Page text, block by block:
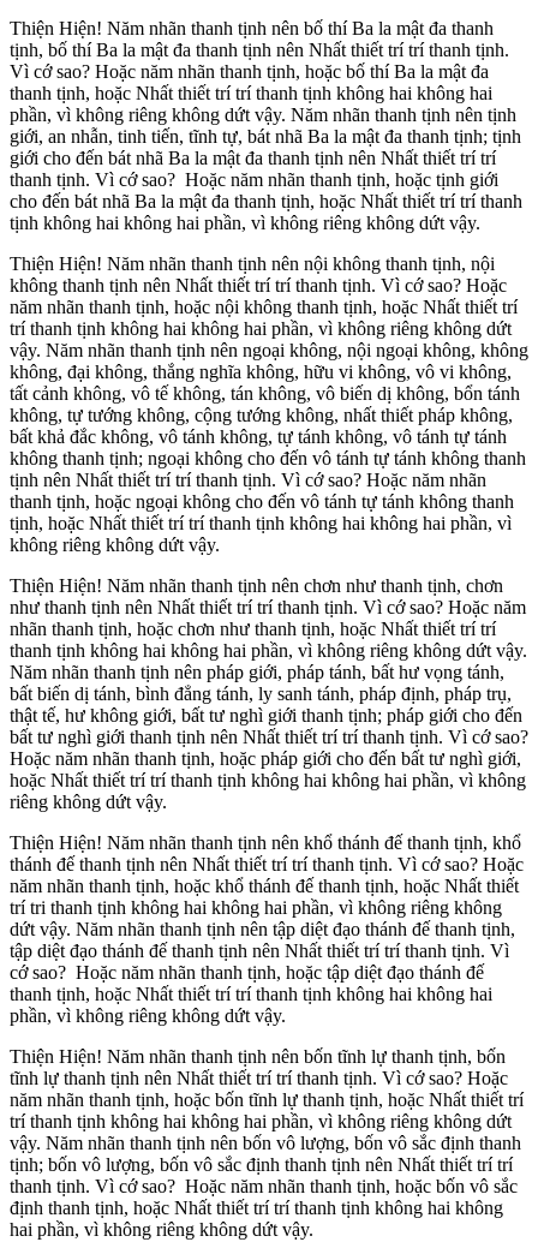
Thiện Hiện! Năm nhãn thanh tịnh nên bố thí Ba la mật đa thanh
tịnh, bố thí Ba la mật đa thanh tịnh nên Nhất thiết trí trí thanh tịnh.
Vì cớ sao? Hoặc năm nhãn thanh tịnh, hoặc bố thí Ba la mật đa
thanh tịnh, hoặc Nhất thiết trí trí thanh tịnh không hai không hai
phần, vì không riêng không dứt vậy. Năm nhãn thanh tịnh nên tịnh
giới, an nhẫn, tinh tiến, tĩnh tự, bát nhã Ba la mật đa thanh tịnh; tịnh
giới cho đến bát nhã Ba la mật đa thanh tịnh nên Nhất thiết trí trí
thanh tịnh. Vì cớ sao? Hoặc năm nhãn thanh tịnh, hoặc tịnh giới
cho đến bát nhã Ba la mật đa thanh tịnh, hoặc Nhất thiết trí trí thanh
tịnh không hai không hai phần, vì không riêng không dứt vậy.
Thiện Hiện! Năm nhãn thanh tịnh nên nội không thanh tịnh, nội
không thanh tịnh nên Nhất thiết trí trí thanh tịnh. Vì cớ sao? Hoặc
năm nhãn thanh tịnh, hoặc nội không thanh tịnh, hoặc Nhất thiết trí
trí thanh tịnh không hai không hai phần, vì không riêng không dứt
vậy. Năm nhãn thanh tịnh nên ngoại không, nội ngoại không, không
không, đại không, thắng nghĩa không, hữu vi không, vô vi không,
tất cảnh không, vô tế không, tán không, vô biến dị không, bổn tánh
không, tự tướng không, cộng tướng không, nhất thiết pháp không,
bất khả đắc không, vô tánh không, tự tánh không, vô tánh tự tánh
không thanh tịnh; ngoại không cho đến vô tánh tự tánh không thanh
tịnh nên Nhất thiết trí trí thanh tịnh. Vì cớ sao? Hoặc năm nhãn
thanh tịnh, hoặc ngoại không cho đến vô tánh tự tánh không thanh
tịnh, hoặc Nhất thiết trí trí thanh tịnh không hai không hai phần, vì
không riêng không dứt vậy.
Thiện Hiện! Năm nhãn thanh tịnh nên chơn như thanh tịnh, chơn
như thanh tịnh nên Nhất thiết trí trí thanh tịnh. Vì cớ sao? Hoặc năm
nhãn thanh tịnh, hoặc chơn như thanh tịnh, hoặc Nhất thiết trí trí
thanh tịnh không hai không hai phần, vì không riêng không dứt vậy.
Năm nhãn thanh tịnh nên pháp giới, pháp tánh, bất hư vọng tánh,
bất biến dị tánh, bình đẳng tánh, ly sanh tánh, pháp định, pháp trụ,
thật tế, hư không giới, bất tư nghì giới thanh tịnh; pháp giới cho đến
bất tư nghì giới thanh tịnh nên Nhất thiết trí trí thanh tịnh. Vì cớ sao?
Hoặc năm nhãn thanh tịnh, hoặc pháp giới cho đến bất tư nghì giới,
hoặc Nhất thiết trí trí thanh tịnh không hai không hai phần, vì không
riêng không dứt vậy.
Thiện Hiện! Năm nhãn thanh tịnh nên khổ thánh đế thanh tịnh, khổ
thánh đế thanh tịnh nên Nhất thiết trí trí thanh tịnh. Vì cớ sao? Hoặc
năm nhãn thanh tịnh, hoặc khổ thánh đế thanh tịnh, hoặc Nhất thiết
trí tri thanh tịnh không hai không hai phần, vì không riêng không
dứt vậy. Năm nhãn thanh tịnh nên tập diệt đạo thánh đế thanh tịnh,
tập diệt đạo thánh đế thanh tịnh nên Nhất thiết trí trí thanh tịnh. Vì
cớ sao? Hoặc năm nhãn thanh tịnh, hoặc tập diệt đạo thánh đế
thanh tịnh, hoặc Nhất thiết trí trí thanh tịnh không hai không hai
phần, vì không riêng không dứt vậy.
Thiện Hiện! Năm nhãn thanh tịnh nên bốn tĩnh lự thanh tịnh, bốn
tĩnh lự thanh tịnh nên Nhất thiết trí trí thanh tịnh. Vì cớ sao? Hoặc
năm nhãn thanh tịnh, hoặc bốn tĩnh lự thanh tịnh, hoặc Nhất thiết trí
trí thanh tịnh không hai không hai phần, vì không riêng không dứt
vậy. Năm nhãn thanh tịnh nên bốn vô lượng, bốn vô sắc định thanh
tịnh; bốn vô lượng, bốn vô sắc định thanh tịnh nên Nhất thiết trí trí
thanh tịnh. Vì cớ sao? Hoặc năm nhãn thanh tịnh, hoặc bốn vô sắc
định thanh tịnh, hoặc Nhất thiết trí trí thanh tịnh không hai không
hai phần, vì không riêng không dứt vậy.